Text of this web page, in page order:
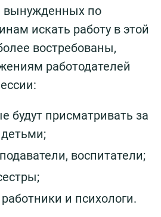
вынужденных по
искать работу в этой
востребованы,
работодателей
будут присматривать за
воспитатели;
и психологи.